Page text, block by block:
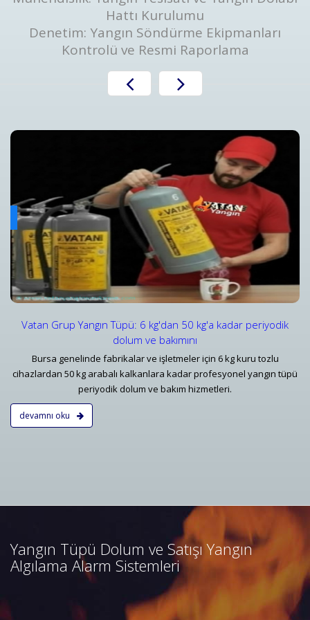
Hattı Kurulumu
Denetim: Yangın Söndürme Ekipmanları
Kontrolü ve Resmi Raporlama
Vatan Grup Yangın Tüpü: 6 kg'dan 50 kg'a kadar periyodik
dolum ve bakımını
Bursa genelinde fabrikalar ve işletmeler için 6 kg kuru tozlu
cihazlardan 50 kg arabalı kalkanlara kadar profesyonel yangın tüpü
periyodik dolum ve bakım hizmetleri.
devamnı oku
Yangın Algılama ve Alarm Bakım ve Kontrolleri
Yangın Algılama ve Alarm Sistemi Bakımı | Periyodik
Detaylar
Yangın Tüpü Dolum ve Satışı Yangın
Algılama Alarm Sistemleri
Bursa adresli ve konvansiyonel
yangın alarm sistemleri
projelendirme, duman, ısı,
kombine dedektörler, kontrol
panelleri ve yangın butonları
satış, bakım, montajı.
Devamını Oku